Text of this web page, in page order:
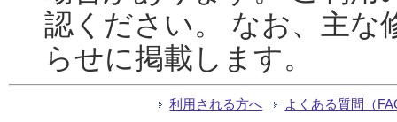
認ください。 なお、主な
らせに掲載します。
利用される方へ よくある質問（